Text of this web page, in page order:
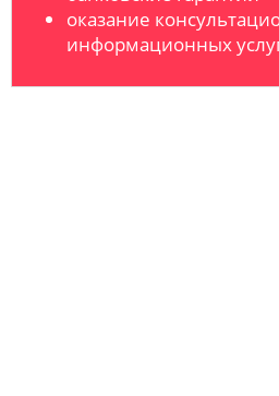
оказание
информационных